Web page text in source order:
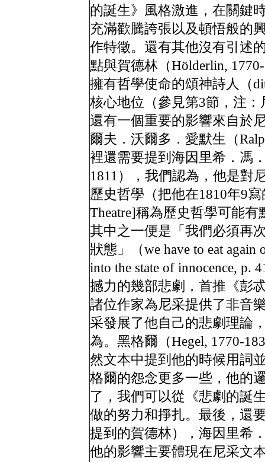
的誕生》風格激進，在關鍵
充滿歡騰誇張以及頓悟般的
作特徵。還有其他沒有引述
點與賀德林（Hölderlin,
擁有哲學使命的頌神詩人（
核心地位（參見第3節，注
還有一個重要的影響來自於
爾夫．沃爾多．愛默生（
裡還需要提到海因里希．馮
1811），我們認為，他是對
歷史哲學（把他在1810年9
Theatre]稱為歷史哲學可能
其中之一便是「我們必須再
狀態」（we have to eat again
into the state of innocence,
撼力的幾部悲劇，首推《彭
諸位作家為尼采提供了非音
采發展了他自己的悲劇理論
為。黑格爾（Hegel, 1770-
然文本中提到他的時候用詞
格爾的怨念更多一些，他的
了，我們可以從《悲劇的誕
做的努力和掙扎。最後，還
提到的賀德林），海因里希
他的影響主要體現在尼采文